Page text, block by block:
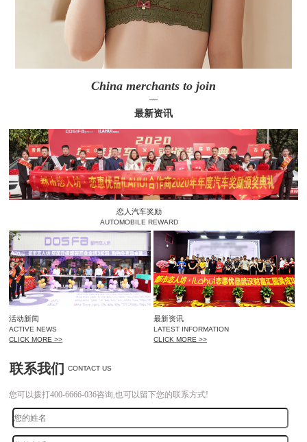
China merchants to join
—
最新资讯
恋人汽车奖励
AUTOMOBILE REWARD
活动新闻
ACTIVE NEWS
CLICK MORE >>
最新资讯
LATEST INFORMATION
CLICK MORE >>
联系我们 CONTACT US
您可以拨打400-6666-036咨询,也可以留下您的联系方式!